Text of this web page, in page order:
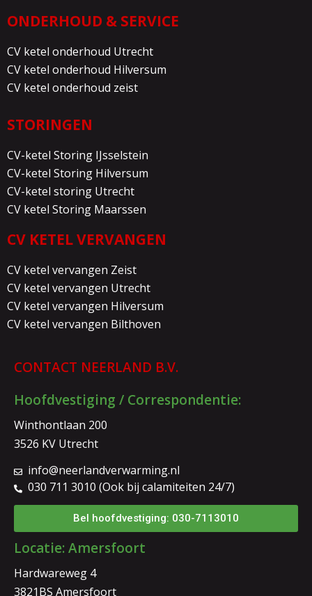
ONDERHOUD & SERVICE
CV ketel onderhoud Utrecht
CV ketel onderhoud Hilversum
CV ketel onderhoud zeist
STORINGEN
CV-ketel Storing IJsselstein
CV-ketel Storing Hilversum
CV-ketel storing Utrecht
CV ketel Storing Maarssen
CV KETEL VERVANGEN
CV ketel vervangen Zeist
CV ketel vervangen Utrecht
CV ketel vervangen Hilversum
CV ketel vervangen Bilthoven
CONTACT NEERLAND B.V.
Hoofdvestiging / Correspondentie:
Winthontlaan 200
3526 KV Utrecht
info@neerlandverwarming.nl
030 711 3010 (Ook bij calamiteiten 24/7)
Bel hoofdvestiging: 030-7113010
Locatie: Amersfoort
Hardwareweg 4
3821BS Amersfoort